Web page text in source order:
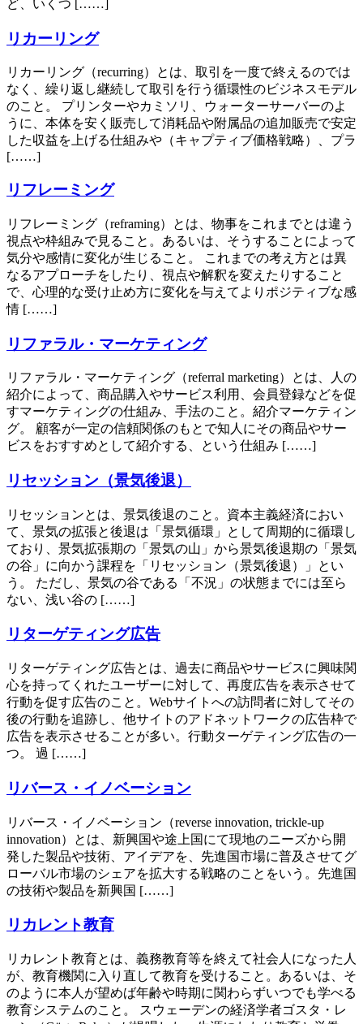
ど、いくつ [……]
リカーリング
リカーリング（recurring）とは、取引を一度で終えるのでは
なく、繰り返し継続して取引を行う循環性のビジネスモデル
のこと。 プリンターやカミソリ、ウォーターサーバーのよ
うに、本体を安く販売して消耗品や附属品の追加販売で安定
した収益を上げる仕組みや（キャプティブ価格戦略）、プラ
[……]
リフレーミング
リフレーミング（reframing）とは、物事をこれまでとは違う
視点や枠組みで見ること。あるいは、そうすることによって
気分や感情に変化が生じること。 これまでの考え方とは異
なるアプローチをしたり、視点や解釈を変えたりすること
で、心理的な受け止め方に変化を与えてよりポジティブな感
情 [……]
リファラル・マーケティング
リファラル・マーケティング（referral marketing）とは、人の
紹介によって、商品購入やサービス利用、会員登録などを促
すマーケティングの仕組み、手法のこと。紹介マーケティン
グ。 顧客が一定の信頼関係のもとで知人にその商品やサー
ビスをおすすめとして紹介する、という仕組み [……]
リセッション（景気後退）
リセッションとは、景気後退のこと。資本主義経済におい
て、景気の拡張と後退は「景気循環」として周期的に循環し
ており、景気拡張期の「景気の山」から景気後退期の「景気
の谷」に向かう課程を「リセッション（景気後退）」とい
う。 ただし、景気の谷である「不況」の状態までには至ら
ない、浅い谷の [……]
リターゲティング広告
リターゲティング広告とは、過去に商品やサービスに興味関
心を持ってくれたユーザーに対して、再度広告を表示させて
行動を促す広告のこと。Webサイトへの訪問者に対してその
後の行動を追跡し、他サイトのアドネットワークの広告枠で
広告を表示させることが多い。行動ターゲティング広告の一
つ。 過 [……]
リバース・イノベーション
リバース・イノベーション（reverse innovation, trickle-up
innovation）とは、新興国や途上国にて現地のニーズから開
発した製品や技術、アイデアを、先進国市場に普及させてグ
ローバル市場のシェアを拡大する戦略のことをいう。先進国
の技術や製品を新興国 [……]
リカレント教育
リカレント教育とは、義務教育等を終えて社会人になった人
が、教育機関に入り直して教育を受けること。あるいは、そ
のように本人が望めば年齢や時期に関わらずいつでも学べる
教育システムのこと。 スウェーデンの経済学者ゴスタ・レ